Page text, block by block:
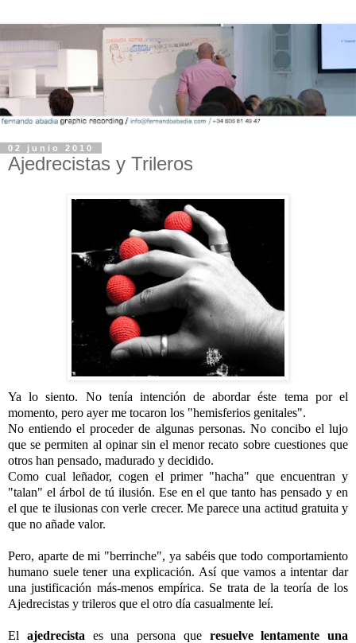
02 junio 2010
Ajedrecistas y Trileros
Ya lo siento. No tenía intención de abordar éste tema por el
momento, pero ayer me tocaron los "hemisferios genitales".
No entiendo el proceder de algunas personas. No concibo el lujo
que se permiten al opinar sin el menor recato sobre cuestiones que
otros han pensado, madurado y decidido.
Como cual leñador, cogen el primer "hacha" que encuentran y
"talan" el árbol de tú ilusión. Ese en el que tanto has pensado y en
el que te ilusionas con verle crecer. Me parece una actitud gratuita y
que no añade valor.
Pero, aparte de mi "berrinche", ya sabéis que todo comportamiento
humano suele tener una explicación. Así que vamos a intentar dar
una justificación más-menos empírica. Se trata de la teoría de los
Ajedrecistas y trileros que el otro día casualmente leí.
El ajedrecista es una persona que resuelve lentamente una